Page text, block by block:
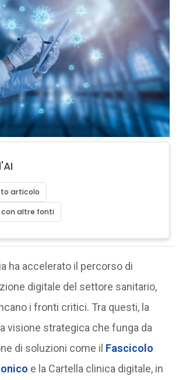
articolo
altre fonti
ha accelerato il percorso di
digitale del settore sanitario,
i fronti critici. Tra questi, la
visione strategica che funga da
di soluzioni come il Fascicolo
e la Cartella clinica digitale, in